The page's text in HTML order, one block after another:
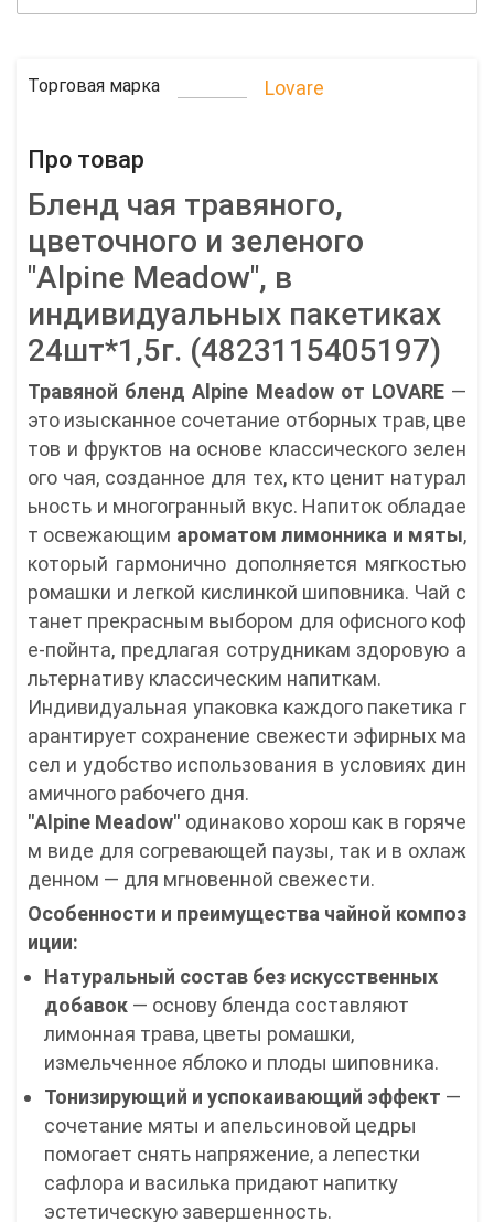
Торговая марка Lovare
Про товар
Бленд чая травяного,
цветочного и зеленого
"Alpine Meadow", в
индивидуальных пакетиках
24шт*1,5г. (4823115405197)
Травяной бленд Alpine Meadow от LOVARE—
это изысканное сочетание отборных трав, цве
тов и фруктов на основе классического зелен
ого чая, созданное для тех, кто ценит натурал
ьность и многогранный вкус. Напиток обладае
т освежающим ароматом лимонника и мяты,
который гармонично дополняется мягкостью
ромашки и легкой кислинкой шиповника. Чай с
танет прекрасным выбором для офисного коф
е-пойнта, предлагая сотрудникам здоровую а
льтернативу классическим напиткам.
Индивидуальная упаковка каждого пакетика г
арантирует сохранение свежести эфирных ма
сел и удобство использования в условиях дин
амичного рабочего дня.
"Alpine Meadow" одинаково хорош как в горяче
м виде для согревающей паузы, так и в охлаж
денном — для мгновенной свежести.
Особенности и преимущества чайной композ
иции:
Натуральный состав без искусственных
добавок — основу бленда составляют
лимонная трава, цветы ромашки,
измельченное яблоко и плоды шиповника.
Тонизирующий и успокаивающий эффект —
сочетание мяты и апельсиновой цедры
помогает снять напряжение, а лепестки
сафлора и василька придают напитку
эстетическую завершенность.